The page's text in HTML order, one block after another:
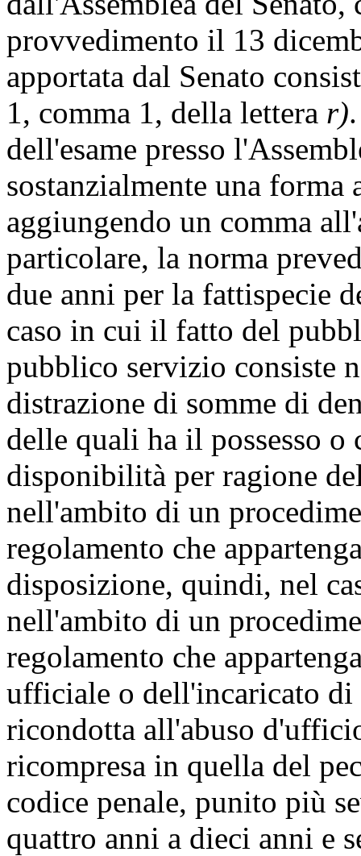
provvedimento il 13
apportata dal Senato
1, comma 1, della lettera r)
dell'esame presso
sostanzialmente una
aggiungendo un comma
particolare, la norma
due anni per la fattispecie
caso in cui il fatto del
pubblico servizio consiste
distrazione di somme di
delle quali ha il possesso o
disponibilità per ragione
nell'ambito di un
regolamento che
disposizione, quindi, nel
nell'ambito di un
regolamento che
ufficiale o dell'incaricato di
ricondotta all'abuso
ricompresa in quella del
codice penale, punito più
quattro anni a dieci anni e